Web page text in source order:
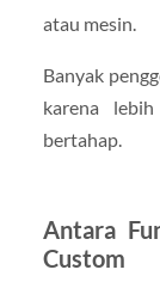
atau mesin.
Banyak
karena
bertahap.
Antara
Custom